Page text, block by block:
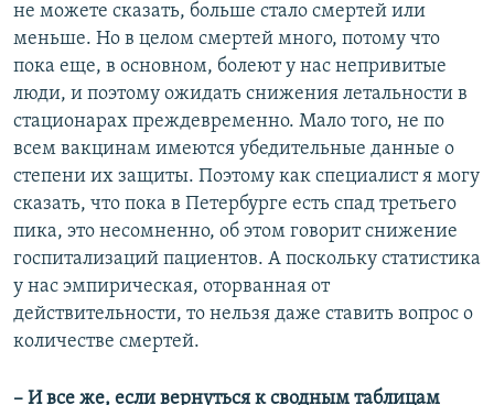
не можете сказать, больше стало смертей или
меньше. Но в целом смертей много, потому что
пока еще, в основном, болеют у нас непривитые
люди, и поэтому ожидать снижения летальности в
стационарах преждевременно. Мало того, не по
всем вакцинам имеются убедительные данные о
степени их защиты. Поэтому как специалист я могу
сказать, что пока в Петербурге есть спад третьего
пика, это несомненно, об этом говорит снижение
госпитализаций пациентов. А поскольку статистика
у нас эмпирическая, оторванная от
действительности, то нельзя даже ставить вопрос о
количестве смертей.
– И все же, если вернуться к сводным таблицам